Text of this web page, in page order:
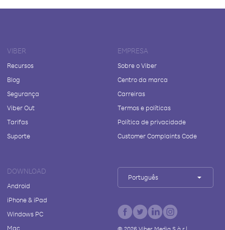
VIBER
Recursos
Blog
Segurança
Viber Out
Tarifas
Suporte
EMPRESA
Sobre o Viber
Centro da marca
Carreiras
Termos e políticas
Política de privacidade
Customer Complaints Code
DOWNLOAD
Android
iPhone & iPad
Windows PC
Mac
Português